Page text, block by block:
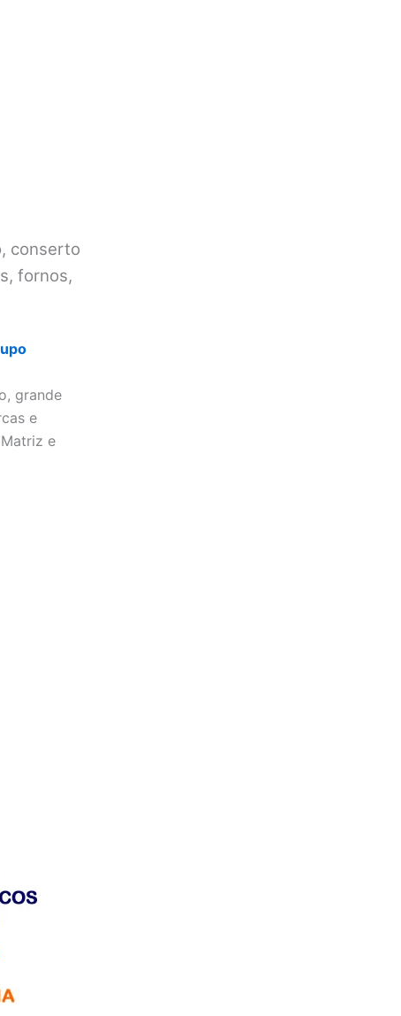
conserto
fornos,
grande
e
e